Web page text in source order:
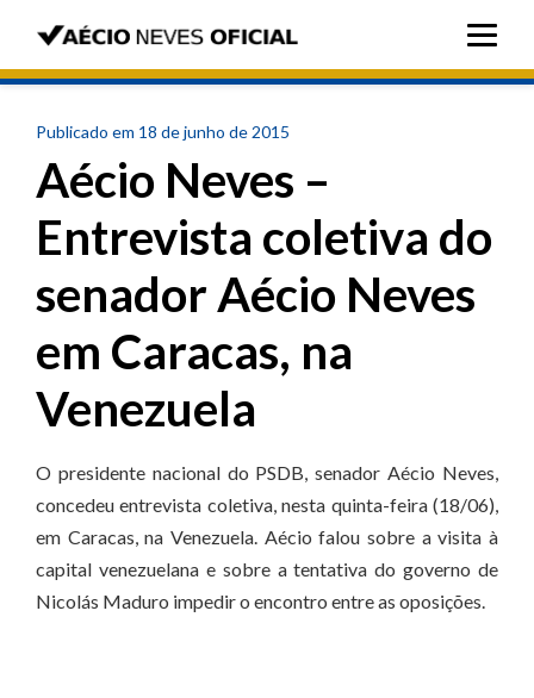
Publicado em 18 de junho de 2015
Aécio Neves –
Entrevista coletiva do
senador Aécio Neves
em Caracas, na
Venezuela
O presidente nacional do PSDB, senador Aécio Neves,
concedeu entrevista coletiva, nesta quinta-feira (18/06),
em Caracas, na Venezuela. Aécio falou sobre a visita à
capital venezuelana e sobre a tentativa do governo de
Nicolás Maduro impedir o encontro entre as oposições.